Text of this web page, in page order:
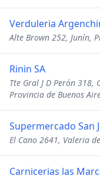
Verduleria
Alte Brown 252, Junín,
Rinin SA
Tte Gral J D Perón 318,
Provincia de Buenos
Supermercado San
El Cano 2641, Valeria
Carnicerias las